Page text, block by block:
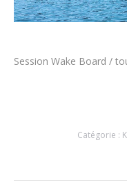
Session Wake Board /
Catégorie :